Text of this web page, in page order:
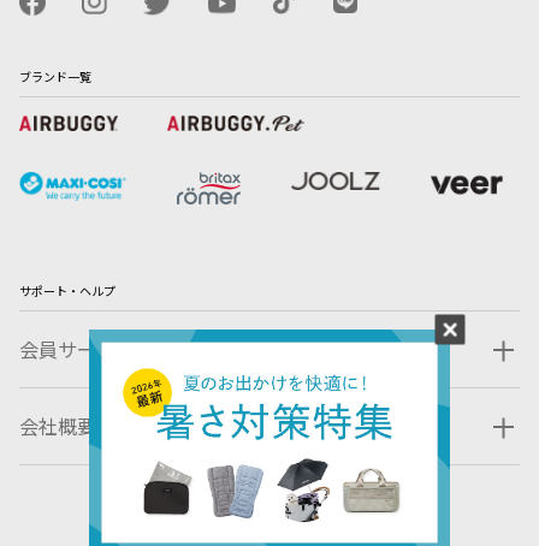
ブランド一覧
サポート・ヘルプ
会員サービス
会社概要・規約
© 2023 GMP INTERNATIONAL CO., LTD